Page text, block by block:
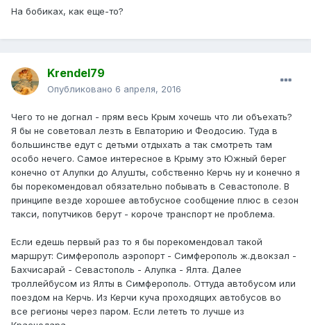
На бобиках, как еще-то?
Krendel79
Опубликовано 6 апреля, 2016
Чего то не догнал - прям весь Крым хочешь что ли объехать?
Я бы не советовал лезть в Евпаторию и Феодосию. Туда в
большинстве едут с детьми отдыхать а так смотреть там
особо нечего. Самое интересное в Крыму это Южный берег
конечно от Алупки до Алушты, собственно Керчь ну и конечно я
бы порекомендовал обязательно побывать в Севастополе. В
принципе везде хорошее автобусное сообщение плюс в сезон
такси, попутчиков берут - короче транспорт не проблема.
Если едешь первый раз то я бы порекомендовал такой
маршрут: Симферополь аэропорт - Симферополь ж.д.вокзал -
Бахчисарай - Севастополь - Алупка - Ялта. Далее
троллейбусом из Ялты в Симферополь. Оттуда автобусом или
поездом на Керчь. Из Керчи куча проходящих автобусов во
все регионы через паром. Если лететь то лучше из